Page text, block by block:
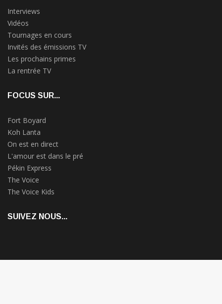
Interviews
Vidéos
Tournages en cours
Invités des émissions TV
Les prochains primes
La rentrée TV
FOCUS SUR...
Fort Boyard
Koh Lanta
On est en direct
L'amour est dans le pré
Pékin Express
The Voice
The Voice Kids
SUIVEZ NOUS...